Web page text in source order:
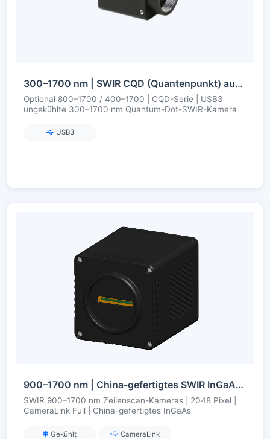
300–1700 nm | SWIR CQD (Quantenpunkt) aus chinesischer Fertigung | USB3 | Ungekühlt | SWIR-Kamera
Optional 800–1700 / 400–1700 | CQD-Serie | USB3
ungekühlte 300–1700 nm Quantum-Dot-SWIR-Kamera
USB3
900–1700 nm | China-gefertigtes SWIR InGaAs | 2048-Pixel-Zeilenscan | CameraLink Full | gekühlt
SWIR 900–1700 nm Zeilenscan-Kameras | 2048 Pixel |
CameraLink Full | China-gefertigtes InGaAs
Gekühlt CameraLink